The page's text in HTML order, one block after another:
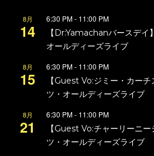
8月
14
6:30 PM- 11:00 PM
【Dr:Yamachanバースデイ
オールディーズライブ
8月
15
6:30 PM- 11:00 PM
【Guest Vo:ジミー・カー
ツ・オールディーズライブ
8月
21
6:30 PM- 11:00 PM
【Guest Vo:チャーリーニ
ツ・オールディーズライブ